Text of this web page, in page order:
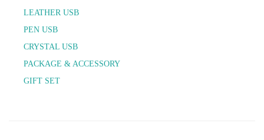
LEATHER USB
PEN USB
CRYSTAL USB
PACKAGE & ACCESSORY
GIFT SET